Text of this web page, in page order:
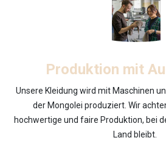
Produktion mit
Unsere Kleidung wird mit Maschinen
der Mongolei produziert. Wir
hochwertige und faire Produktion, bei
Land bleibt.